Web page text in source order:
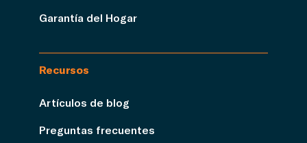
Garantía del Hogar
Recursos
Artículos de blog
Preguntas frecuentes